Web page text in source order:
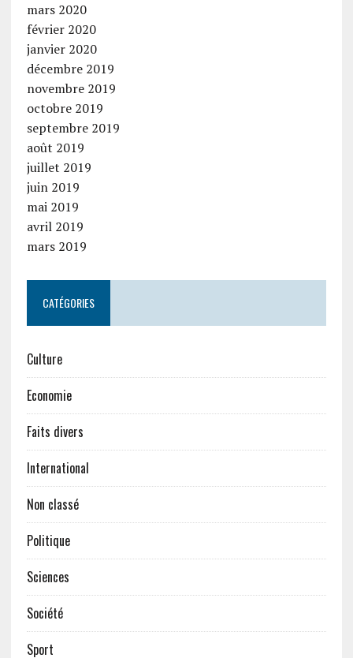
mars 2020
février 2020
janvier 2020
décembre 2019
novembre 2019
octobre 2019
septembre 2019
août 2019
juillet 2019
juin 2019
mai 2019
avril 2019
mars 2019
CATÉGORIES
Culture
Economie
Faits divers
International
Non classé
Politique
Sciences
Société
Sport